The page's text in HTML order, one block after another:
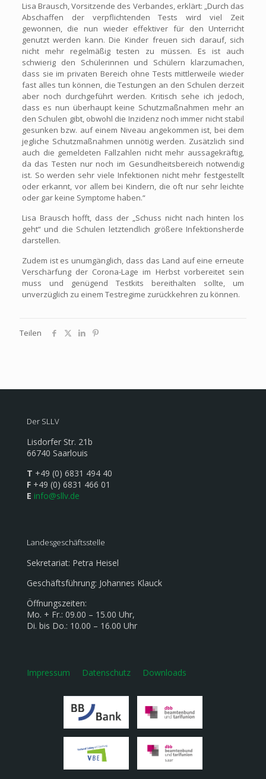
Lisa Brausch, Vorsitzende des Verbandes, erklärt: „Durch das
Abschaffen der verpflichtenden Tests wird viel Zeit
gewonnen, die nun wieder effektiver für den Unterricht
genutzt werden kann. Die Kinder freuen sich darauf, sich
nicht mehr regelmäßig testen zu müssen. Es ist auch
schwierig den Schülerinnen und Schülern klarzumachen,
dass sie im privaten Bereich ohne Tests mittlerweile wieder
fast alles tun können, die Testungen an den Schulen derzeit
aber noch durchgeführt werden. Kritisch sehe ich jedoch,
dass es nun überhaupt keine Schutzmaßnahmen mehr an
den Schulen gibt, obwohl die Inzidenz noch immer nicht stabil
gesunken bzw. auf einem Niveau angekommen ist, bei dem
jegliche Schutzmaßnahmen unnötig werden. Zusätzlich sind
auch die gemeldeten Fallzahlen nicht mehr aussagekräftig,
da das Testen nur noch im Gesundheitsbereich notwendig
ist. So werden sehr viele Infektionen nicht mehr festgestellt
oder erkannt, vor allem bei Kindern, die oft nur sehr leichte
oder gar keine Symptome haben.“
Lisa Brausch hofft, dass der „Schuss nicht nach hinten los
geht“ und die Schulen letztendlich größere Infektionsherde
darstellen.
Zudem ist es unumgänglich, dass das Land auf eine erneute
Verschärfung der Corona-Lage im Herbst vorbereitet sein
muss und genügend Testkits bereithalten sollte, um
unverzüglich zu einem Testregime zurückkehren zu können.
Teilen
Der SLLV
Lisdorfer Str. 21b
66740 Saarlouis
T +49 (0) 6831 494 40
F +49 (0) 6831 466 01
E info@sllv.de
Landesgeschäftsstelle
Sekretariat: Petra Heisel
Geschäftsführung: Johannes Klauck
Öffnungszeiten:
Mo. + Fr.: 09.00 – 15.00 Uhr,
Di. bis Do.: 10.00 – 16.00 Uhr
Impressum Datenschutz Downloads